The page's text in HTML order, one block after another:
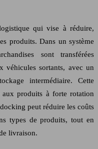
qui vise à réduire,
produits. Dans un système
sont transférées
véhicules sortants, avec un
intermédiaire. Cette
aux produits à forte rotation
peut réduire les coûts
types de produits, tout en
livraison.